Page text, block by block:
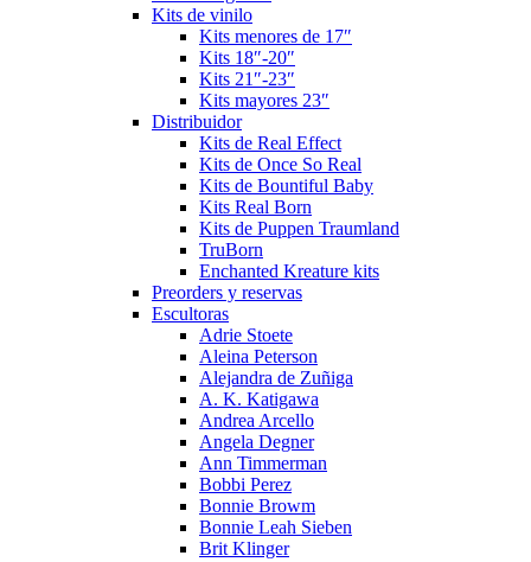
Kits de vinilo
Kits menores de 17″
Kits 18″-20″
Kits 21″-23″
Kits mayores 23″
Distribuidor
Kits de Real Effect
Kits de Once So Real
Kits de Bountiful Baby
Kits Real Born
Kits de Puppen Traumland
TruBorn
Enchanted Kreature kits
Preorders y reservas
Escultoras
Adrie Stoete
Aleina Peterson
Alejandra de Zuñiga
A. K. Katigawa
Andrea Arcello
Angela Degner
Ann Timmerman
Bobbi Perez
Bonnie Browm
Bonnie Leah Sieben
Brit Klinger